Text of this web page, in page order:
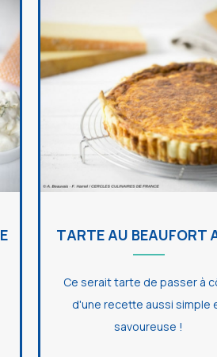
TARTE AU BEAUFORT
Ce serait tarte de passer à
d'une recette aussi simple
savoureuse !